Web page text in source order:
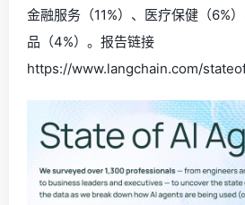
金融服务（11%）、医疗保健（6%
品（4%）。报告链接
https://www.langchain.com/